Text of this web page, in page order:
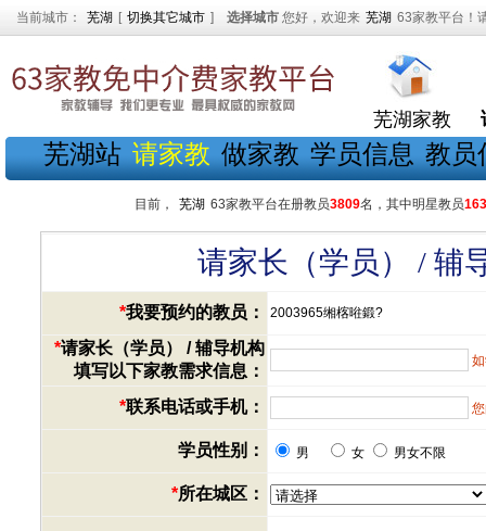
当前城市： 芜湖 [ 切换其它城市 ] 选择城市 您好，欢迎来 芜湖 63家教平台！
芜湖家教
芜湖站 请家教 做家教 学员信息 教员
目前， 芜湖 63家教平台在册教员3809名，其中明星教员163
请家长（学员） / 辅
*我要预约的教员： 2003965缃楁暀鍛?
*请家长（学员） / 辅导机构
填写以下家教需求信息：
*联系电话或手机：
学员性别： 男 女 男女不限
*所在城区：